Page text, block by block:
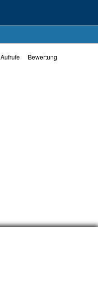
Aufrufe Bewertung